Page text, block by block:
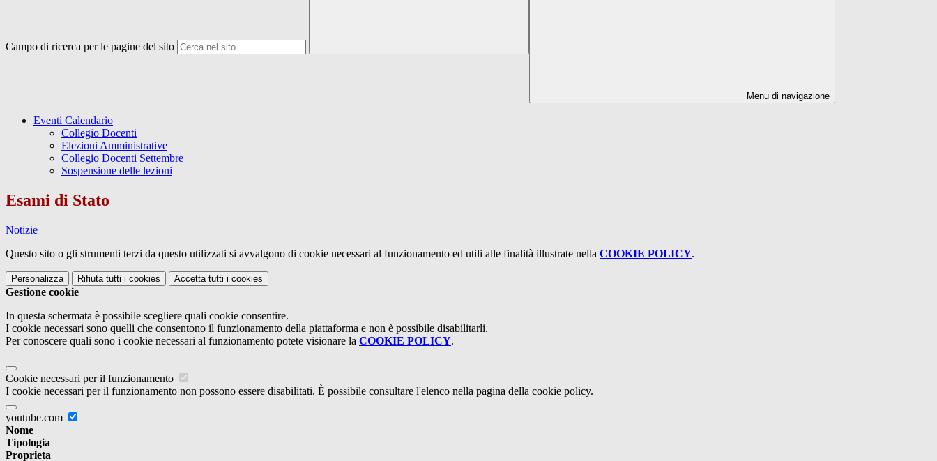
Campo di ricerca per le pagine del sito
Menu di navigazione
Eventi Calendario
Collegio Docenti
Elezioni Amministrative
Collegio Docenti Settembre
Sospensione delle lezioni
Esami di Stato
Notizie
Questo sito o gli strumenti terzi da questo utilizzati si avvalgono di cookie necessari al funzionamento ed utili alle finalità illustrate nella COOKIE POLICY.
Personalizza Rifiuta tutti i cookies Accetta tutti i cookies
Gestione cookie
In questa schermata è possibile scegliere quali cookie consentire.
I cookie necessari sono quelli che consentono il funzionamento della piattaforma e non è possibile disabilitarli.
Per conoscere quali sono i cookie necessari al funzionamento potete visionare la COOKIE POLICY.
Cookie necessari per il funzionamento
I cookie necessari per il funzionamento non possono essere disabilitati. È possibile consultare l'elenco nella pagina della cookie policy.
youtube.com
Nome
Tipologia
Proprieta